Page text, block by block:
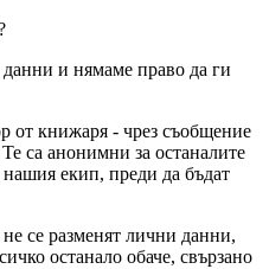
и нямаме право да ги
от книжаря - чрез съобщение
са анонимни за останалите
екип, преди да бъдат
се разменят лични данни,
останало обаче, свързано